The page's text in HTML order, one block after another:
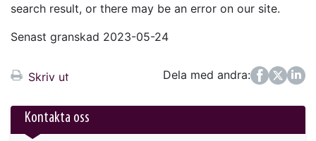
search result, or there may be an error on our site.
Senast granskad 2023-05-24
Skriv ut Dela med andra:
FacebookTwitter
LinkedIn
Kontakta oss